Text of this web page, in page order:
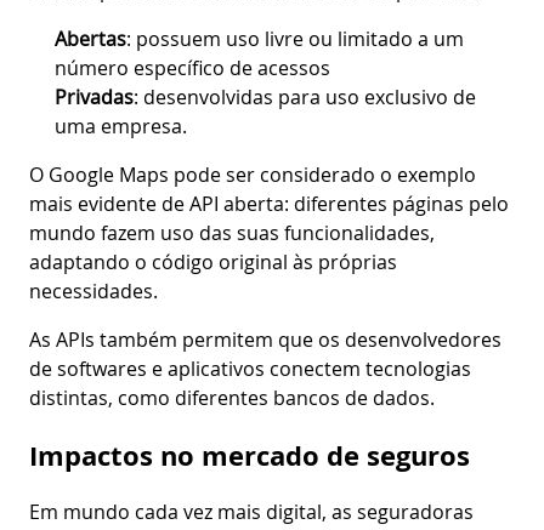
Abertas: possuem uso livre ou limitado a um
número específico de acessos
Privadas: desenvolvidas para uso exclusivo de
uma empresa.
O Google Maps pode ser considerado o exemplo
mais evidente de API aberta: diferentes páginas pelo
mundo fazem uso das suas funcionalidades,
adaptando o código original às próprias
necessidades.
As APIs também permitem que os desenvolvedores
de softwares e aplicativos conectem tecnologias
distintas, como diferentes bancos de dados.
Impactos no mercado de seguros
Em mundo cada vez mais digital, as seguradoras